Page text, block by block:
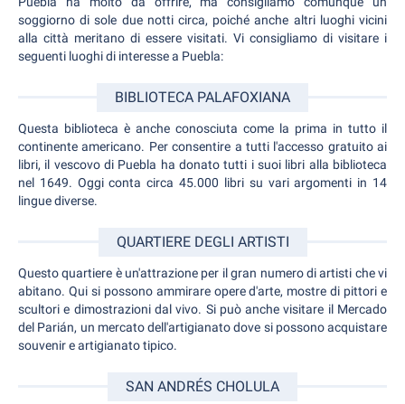
soggiorno di sole due notti circa, poiché anche altri luoghi vicini
alla città meritano di essere visitati. Vi consigliamo di visitare i
seguenti luoghi di interesse a Puebla:
BIBLIOTECA PALAFOXIANA
Questa biblioteca è anche conosciuta come la prima in tutto il
continente americano. Per consentire a tutti l'accesso gratuito ai
libri, il vescovo di Puebla ha donato tutti i suoi libri alla biblioteca
nel 1649. Oggi conta circa 45.000 libri su vari argomenti in 14
lingue diverse.
QUARTIERE DEGLI ARTISTI
Questo quartiere è un'attrazione per il gran numero di artisti che vi
abitano. Qui si possono ammirare opere d'arte, mostre di pittori e
scultori e dimostrazioni dal vivo. Si può anche visitare il Mercado
del Parián, un mercato dell'artigianato dove si possono acquistare
souvenir e artigianato tipico.
SAN ANDRÉS CHOLULA